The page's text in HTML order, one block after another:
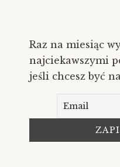
Raz na miesiąc
najciekawszymi
jeśli chcesz być